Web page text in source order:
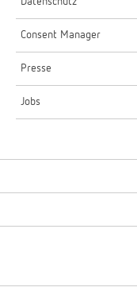
Consent Manager
Presse
Jobs